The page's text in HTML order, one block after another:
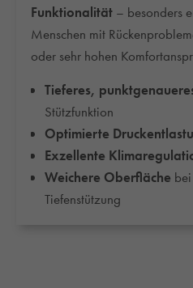
Funktionalität– besonders
Menschen mit
oder sehr hohen
Tieferes,
Stützfunktion
Optimierte
Exzellente
Weichere Oberfläche
Tiefenstützung